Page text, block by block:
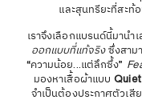
และสุนทรียะที่สะท้
เราจึงเลือกแบรนด์นี้มานำ
ออกแบบที่แท้จริงซึ่งสาม
“ความน้อย...แต่ลึกซึ้ง”
มองหาเสื้อผ้าแบบ
จำเป็นต้องประกาศตัวเสี